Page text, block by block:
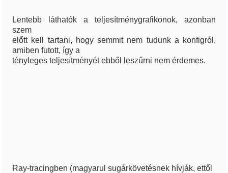
Lentebb láthatók a teljesítménygrafikonok, azonban
szem
előtt kell tartani, hogy semmit nem tudunk a konfigról,
amiben futott, így a
tényleges teljesítményét ebből leszűrni nem érdemes.
Ray-tracingben (magyarul sugárkövetésnek hívják, ettől